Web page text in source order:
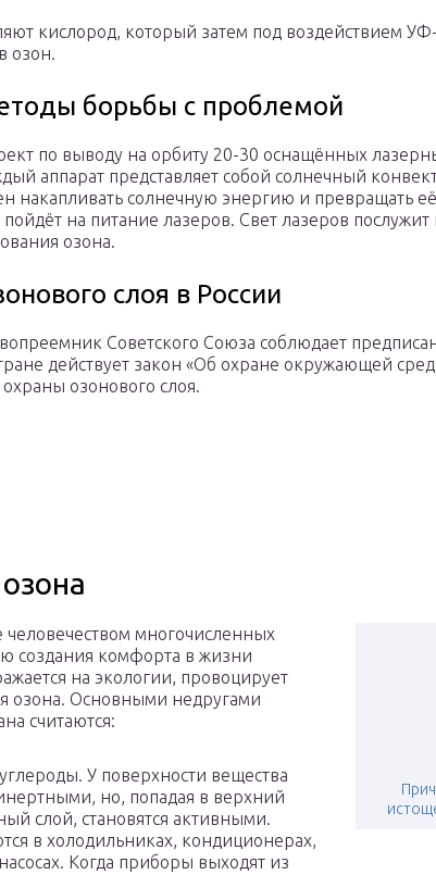
кислород, который затем под воздействием
озон.
борьбы с проблемой
по выводу на орбиту 20-30 оснащённых
аппарат представляет собой солнечный
накапливать солнечную энергию и превращать
пойдёт на питание лазеров. Свет лазеров послужит
озона.
слоя в России
Советского Союза соблюдает
действует закон «Об охране окружающей
охраны озонового слоя.
человечеством многочисленных
создания комфорта в жизни
на экологии, провоцирует
озона. Основными недругами
считаются:
У поверхности вещества
но, попадая в верхний
слой, становятся активными.
в холодильниках, кондиционерах,
Когда приборы выходят из